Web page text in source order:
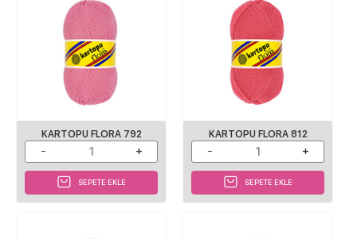
KARTOPU FLORA 792
SEPETE EKLE
KARTOPU FLORA 812
SEPETE EKLE